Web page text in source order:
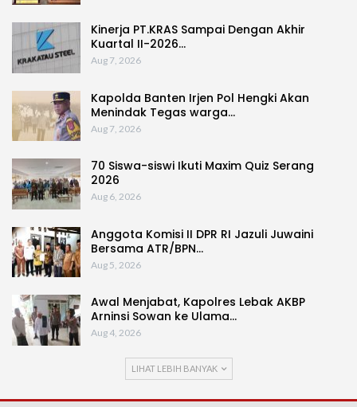
Kinerja PT.KRAS Sampai Dengan Akhir
Kuartal II-2026…
Aug 7, 2026
Kapolda Banten Irjen Pol Hengki Akan
Menindak Tegas warga…
Aug 7, 2026
70 Siswa-siswi Ikuti Maxim Quiz Serang
2026
Aug 6, 2026
Anggota Komisi II DPR RI Jazuli Juwaini
Bersama ATR/BPN…
Aug 5, 2026
Awal Menjabat, Kapolres Lebak AKBP
Arninsi Sowan ke Ulama…
Aug 4, 2026
LIHAT LEBIH BANYAK